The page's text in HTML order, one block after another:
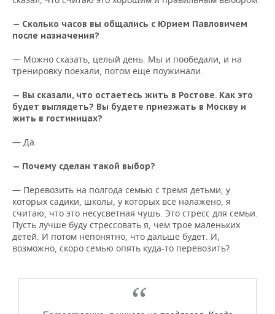
— Сколько часов вы общались с Юрием Павловичем
после назначения?
— Можно сказать, целый день. Мы и пообедали, и на
тренировку поехали, потом еще поужинали.
— Вы сказали, что остаетесь жить в Ростове. Как это
будет выглядеть? Вы будете приезжать в Москву и
жить в гостиницах?
— Да.
— Почему сделан такой выбор?
— Перевозить на полгода семью с тремя детьми, у
которых садики, школы, у которых все налажено, я
считаю, что это несусветная чушь. Это стресс для семьи.
Пусть лучше буду стрессовать я, чем трое маленьких
детей. И потом непонятно, что дальше будет. И,
возможно, скоро семью опять куда-то перевозить?